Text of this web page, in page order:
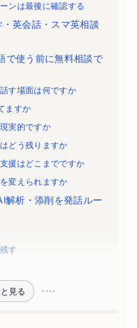
ンは最後に確認する
英会話・スマ英相談
で使う前に無料相談で
す場面は何ですか
ますか
実的ですか
どう残りますか
援はどこまでですか
変えられますか
解析・添削を発話ルー
す
見る